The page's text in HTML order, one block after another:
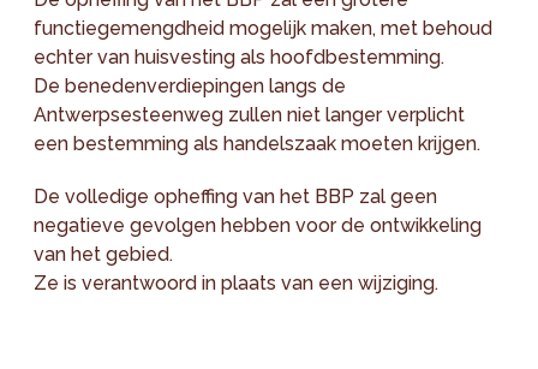
functiegemengdheid mogelijk maken, met behoud
echter van huisvesting als hoofdbestemming.
De benedenverdiepingen langs de
Antwerpsesteenweg zullen niet langer verplicht
een bestemming als handelszaak moeten krijgen.
De volledige opheffing van het BBP zal geen
negatieve gevolgen hebben voor de ontwikkeling
van het gebied.
Ze is verantwoord in plaats van een wijziging.